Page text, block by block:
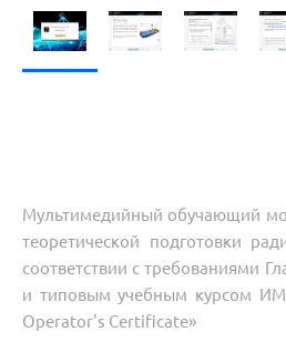
Мультимедийный обучающий
теоретической подготовки
соответствии с требованиями
и типовым учебным курсом
Operator's Certificate»